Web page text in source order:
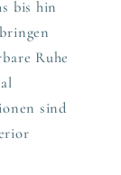
bis hin
Ruhe
sind